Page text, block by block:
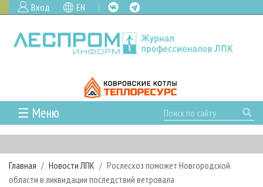
Вход EN
☰ Меню
ГЛАВНАЯ
РУБРИКИ И ТЕМЫ
РУБРИКИ ЖУРНАЛА
НОВОСТИ
Главная Новости ЛПК
Рослесхоз поможет Новгородской
области в ликвидации последствий ветровала